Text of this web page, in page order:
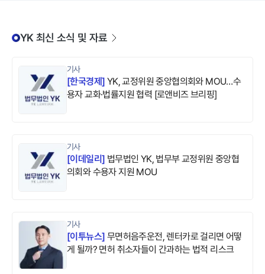
YK 최신 소식 및 자료
기사
[한국경제]YK, 교정위원 중앙협의회와 MOU…수
용자 교화·법률지원 협력 [로앤비즈 브리핑]
기사
[이데일리] 법무법인 YK, 법무부 교정위원 중앙협
의회와 수용자 지원 MOU
기사
[이투뉴스]무면허음주운전, 렌터카로 걸리면 어떻
게 될까? 면허 취소자들이 간과하는 법적 리스크